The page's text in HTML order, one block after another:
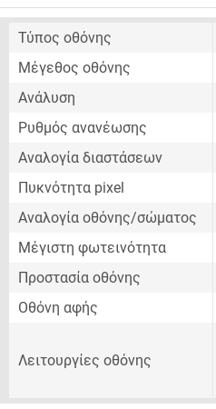
Τύπος οθόνης
Μέγεθος οθόνης
Ανάλυση
Ρυθμός ανανέωσης
Αναλογία διαστάσεων
Πυκνότητα pixel
Αναλογία οθόνης/σώματος
Μέγιστη φωτεινότητα
Προστασία οθόνης
Οθόνη αφής
Λειτουργίες οθόνης